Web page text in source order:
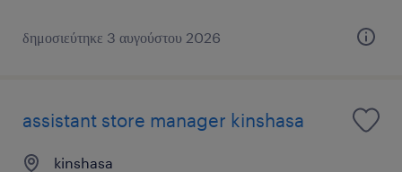
δημοσιεύτηκε 3 αυγούστου 2026
assistant store manager kinshasa
kinshasa